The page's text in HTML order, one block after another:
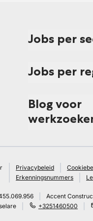
Jobs per
Jobs per
Blog voor
Privacybeleid
Erkenningsnummers
Accent
+3251460500